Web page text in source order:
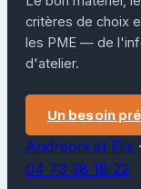
critères de choix
les PME — de
d'atelier.
Un besoin
Andreoni et Fils
04 73 38 18 22